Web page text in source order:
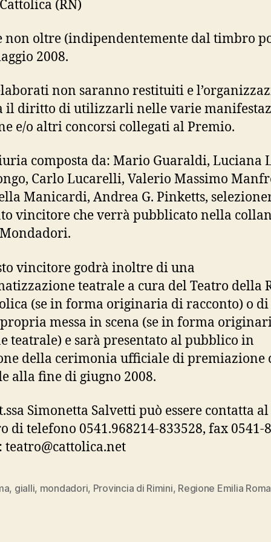
(RN)
non oltre (indipendentemente dal timbro
2008.
non saranno restituiti e
il diritto di utilizzarli nelle varie
e/o altri concorsi collegati al Premio.
composta da: Mario Guaraldi, Luciana
Carlo Lucarelli, Valerio Massimo
Manicardi, Andrea G. Pinketts,
vincitore che verrà pubblicato nella
vincitore godrà inoltre di una
teatrale a cura del Teatro della
(se in forma originaria di racconto) o
messa in scena (se in forma
teatrale) e sarà presentato al pubblico in
della cerimonia ufficiale di premiazione
alla fine di giugno 2008.
Simonetta Salvetti può essere contatta al
di telefono 0541.968214-833528, fax 0541-
teatro@cattolica.net
, gialli, mondadori, Provincia di Rimini, Regione Emilia